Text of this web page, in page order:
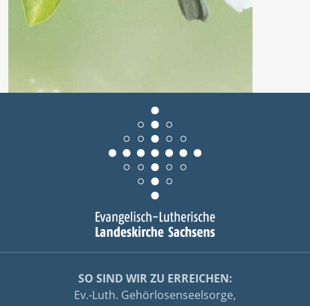
SO SIND WIR ZU ERREICHEN:
Ev.-Luth. Gehörlosenseelsorge,